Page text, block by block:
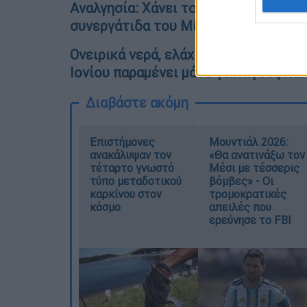
Αναλγησία: Χάνει το σπίτι της για
συνεργάτιδα του Μίκη Θεοδωράκη
Ονειρικά νερά, ελάχιστος κόσμος:
Ιονίου παραμένει μόνο για λίγους
Διαβάστε ακόμη
Επιστήμονες
ανακάλυψαν τον
τέταρτο γνωστό
τύπο μεταδοτικού
καρκίνου στον
κόσμο
Μουντιάλ 2026:
«Θα ανατινάξω τον
Μέσι με τέσσερις
βόμβες» - Οι
τρομοκρατικές
απειλές που
ερεύνησε το FBI